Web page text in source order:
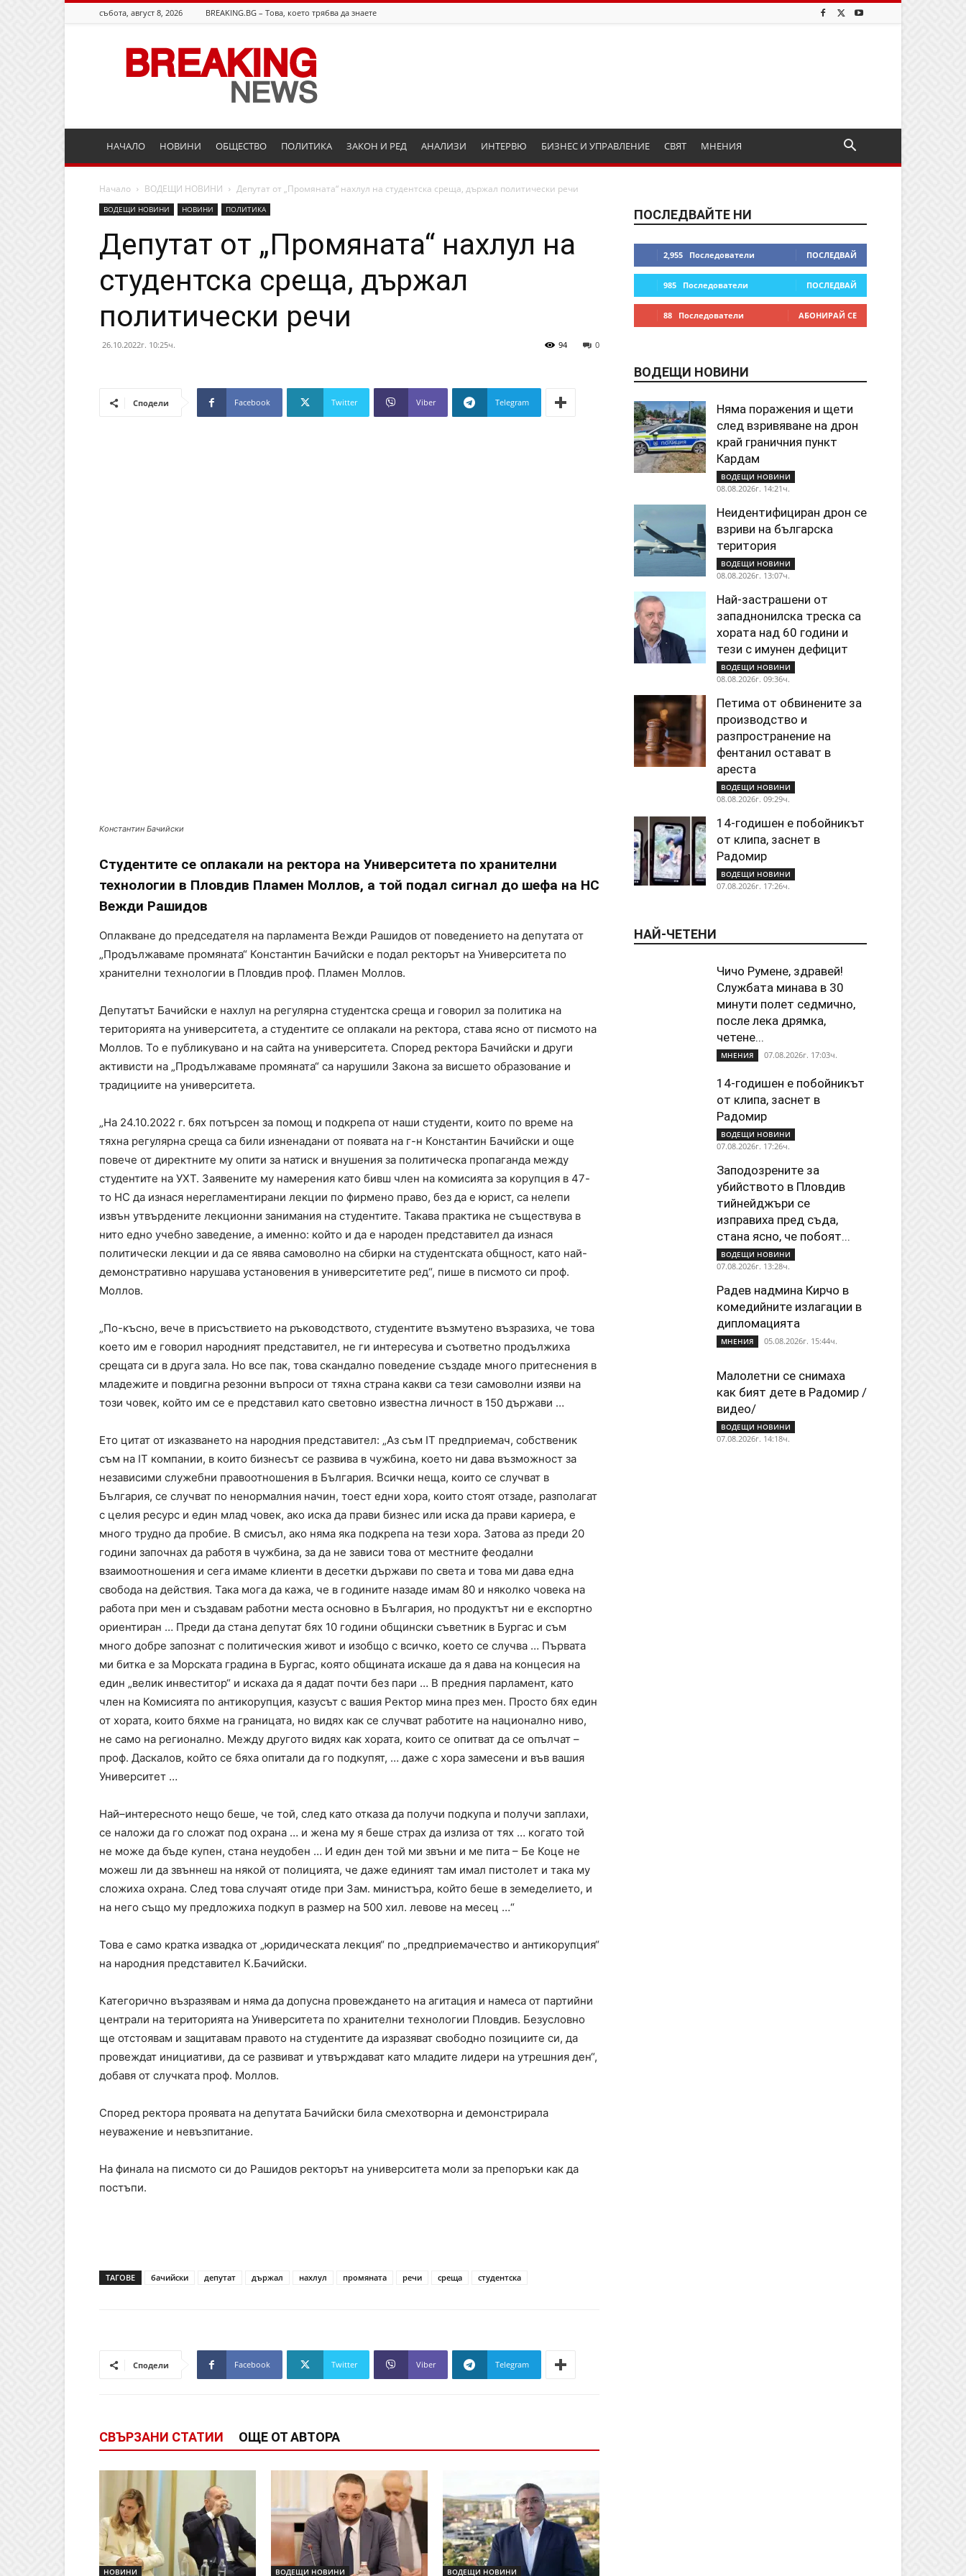
събота, август 8, 2026 BREAKING.BG – Това, което трябва да знаете
Breaking.bg
НАЧАЛО НОВИНИ ОБЩЕСТВО ПОЛИТИКА ЗАКОН И РЕД АНАЛИЗИ ИНТЕРВЮ БИЗНЕС И УПРАВЛЕНИЕ СВЯТ МНЕНИЯ
Начало ВОДЕЩИ НОВИНИ Депутат от „Промяната“ нахлул на студентска среща, държал политически речи
ВОДЕЩИ НОВИНИ НОВИНИ ПОЛИТИКА
Депутат от „Промяната“ нахлул на
студентска среща, държал
политически речи
26.10.2022г. 10:25ч. 0
94
Сподели Facebook Twitter Viber Telegram
Константин Бачийски
Студентите се оплакали на ректора на Университета по хранителни
технологии в Пловдив Пламен Моллов, а той подал сигнал до шефа на НС
Вежди Рашидов
Оплакване до председателя на парламента Вежди Рашидов от поведението на депутата от
„Продължаваме промяната“ Константин Бачийски е подал ректорът на Университета по
хранителни технологии в Пловдив проф. Пламен Моллов.
Депутатът Бачийски е нахлул на регулярна студентска среща и говорил за политика на
територията на университета, а студентите се оплакали на ректора, става ясно от писмото на
Моллов. То е публикувано и на сайта на университета. Според ректора Бачийски и други
активисти на „Продължаваме промяната“ са нарушили Закона за висшето образование и
традициите на университета.
„На 24.10.2022 г. бях потърсен за помощ и подкрепа от наши студенти, които по време на
тяхна регулярна среща са били изненадани от появата на г-н Константин Бачийски и още
повече от директните му опити за натиск и внушения за политическа пропаганда между
студентите на УХТ. Заявените му намерения като бивш член на комисията за корупция в 47-
то НС да изнася нерегламентирани лекции по фирмено право, без да е юрист, са нелепи
извън утвърдените лекционни занимания на студентите. Такава практика не съществува в
нито едно учебно заведение, а именно: който и да е народен представител да изнася
политически лекции и да се явява самоволно на сбирки на студентската общност, като най-
демонстративно нарушава установения в университетите ред“, пише в писмото си проф.
Моллов.
„По-късно, вече в присъствието на ръководството, студентите възмутено възразиха, че това
което им е говорил народният представител, не ги интересува и съответно продължиха
срещата си в друга зала. Но все пак, това скандално поведение създаде много притеснения в
младежите и повдигна резонни въпроси от тяхна страна какви са тези самоволни изяви на
този човек, който им се е представил като световно известна личност в 150 държави …
Ето цитат от изказването на народния представител: „Аз съм IT предприемач, собственик
съм на IT компании, в които бизнесът се развива в чужбина, което ни дава възможност за
независими служебни правоотношения в България. Всички неща, които се случват в
България, се случват по ненормалния начин, тоест едни хора, които стоят отзаде, разполагат
с целия ресурс и един млад човек, ако иска да прави бизнес или иска да прави кариера, е
много трудно да пробие. В смисъл, ако няма яка подкрепа на тези хора. Затова аз преди 20
години започнах да работя в чужбина, за да не зависи това от местните феодални
взаимоотношения и сега имаме клиенти в десетки държави по света и това ми дава една
свобода на действия. Така мога да кажа, че в годините назаде имам 80 и няколко човека на
работа при мен и създавам работни места основно в България, но продуктът ни е експортно
ориентиран … Преди да стана депутат бях 10 години общински съветник в Бургас и съм
много добре запознат с политическия живот и изобщо с всичко, което се случва … Първата
ми битка е за Морската градина в Бургас, която общината искаше да я дава на концесия на
един „велик инвеститор“ и искаха да я дадат почти без пари … В предния парламент, като
член на Комисията по антикорупция, казусът с вашия Ректор мина през мен. Просто бях един
от хората, които бяхме на границата, но видях как се случват работите на национално ниво,
не само на регионално. Между другото видях как хората, които се опитват да се опълчат –
проф. Даскалов, който се бяха опитали да го подкупят, … даже с хора замесени и във вашия
Университет …
Най–интересното нещо беше, че той, след като отказа да получи подкупа и получи заплахи,
се наложи да го сложат под охрана … и жена му я беше страх да излиза от тях … когато той
не може да бъде купен, стана неудобен … И един ден той ми звъни и ме пита – Бе Коце не
можеш ли да звъннеш на някой от полицията, че даже единият там имал пистолет и така му
сложиха охрана. След това случаят отиде при Зам. министъра, който беше в земеделието, и
на него също му предложиха подкуп в размер на 500 хил. левове на месец …“
Това е само кратка извадка от „юридическата лекция“ по „предприемачество и антикорупция“
на народния представител К.Бачийски.
Категорично възразявам и няма да допусна провеждането на агитация и намеса от партийни
централи на територията на Университета по хранителни технологии Пловдив. Безусловно
ще отстоявам и защитавам правото на студентите да изразяват свободно позициите си, да
провеждат инициативи, да се развиват и утвърждават като младите лидери на утрешния ден“,
добавя от случката проф. Моллов.
Според ректора проявата на депутата Бачийски била смехотворна и демонстрирала
неуважение и невъзпитание.
На финала на писмото си до Рашидов ректорът на университета моли за препоръки как да
постъпи.
ТАГОВЕ бачийски депутат държал нахлул промяната речи среща студентска
Сподели Facebook Twitter Viber Telegram
СВЪРЗАНИ СТАТИИ ОЩЕ ОТ АВТОРА
НОВИНИ ВОДЕЩИ НОВИНИ ВОДЕЩИ НОВИНИ
ПОСЛЕДВАЙТЕ НИ
2,955 Последователи ПОСЛЕДВАЙ
985 Последователи ПОСЛЕДВАЙ
88 Последователи АБОНИРАЙ СЕ
ВОДЕЩИ НОВИНИ
Няма поражения и щети
след взривяване на дрон
край граничния пункт
Кардам
ВОДЕЩИ НОВИНИ
08.08.2026г. 14:21ч.
Неидентифициран дрон се
взриви на българска
територия
ВОДЕЩИ НОВИНИ
08.08.2026г. 13:07ч.
Най-застрашени от
западнонилска треска са
хората над 60 години и
тези с имунен дефицит
ВОДЕЩИ НОВИНИ
08.08.2026г. 09:36ч.
Петима от обвинените за
производство и
разпространение на
фентанил остават в
ареста
ВОДЕЩИ НОВИНИ
08.08.2026г. 09:29ч.
14-годишен е побойникът
от клипа, заснет в
Радомир
ВОДЕЩИ НОВИНИ
07.08.2026г. 17:26ч.
НАЙ-ЧЕТЕНИ
Чичо Румене, здравей!
Службата минава в 30
минути полет седмично,
после лека дрямка,
четене...
МНЕНИЯ 07.08.2026г. 17:03ч.
14-годишен е побойникът
от клипа, заснет в
Радомир
ВОДЕЩИ НОВИНИ
07.08.2026г. 17:26ч.
Заподозрените за
убийството в Пловдив
тийнейджъри се
изправиха пред съда,
стана ясно, че побоят...
ВОДЕЩИ НОВИНИ
07.08.2026г. 13:28ч.
Радев надмина Кирчо в
комедийните излагации в
дипломацията
МНЕНИЯ 05.08.2026г. 15:44ч.
Малолетни се снимаха
как бият дете в Радомир /
видео/
ВОДЕЩИ НОВИНИ
07.08.2026г. 14:18ч.